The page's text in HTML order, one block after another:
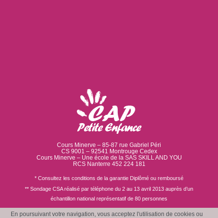
Cours Minerve – 85-87 rue Gabriel Péri
CS 9001 – 92541 Montrouge Cedex
Cours Minerve – Une école de la SAS SKILL AND YOU
RCS Nanterre 452 224 181
* Consultez les conditions de la garantie Diplômé ou remboursé
** Sondage CSA réalisé par téléphone du 2 au 13 avril 2013 auprès d’un
échantillon national représentatif de 80 personnes
En poursuivant votre navigation, vous acceptez l'utilisation de cookies ou